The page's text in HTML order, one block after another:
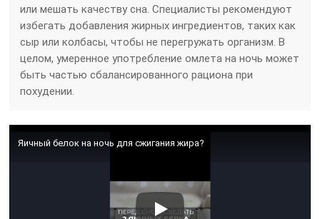
или мешать качеству сна. Специалисты рекомендуют
избегать добавления жирных ингредиентов, таких как
сыр или колбасы, чтобы не перегружать организм. В
целом, умеренное употребление омлета на ночь может
быть частью сбалансированного рациона при
похудении.
Яичный белок на ночь для сжигания жира?